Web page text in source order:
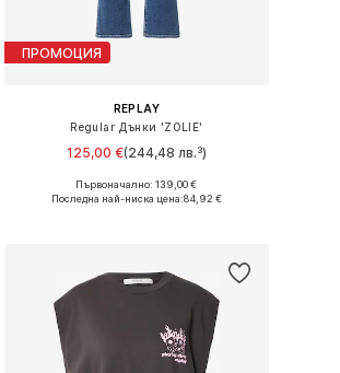
ПРОМОЦИЯ
REPLAY
Regular Дънки 'ZOLIE'
125,00 €(244,48 лв.³)
Предлага се в много размери
Първоначално: 139,00 €
Последна най-ниска цена:84,92 €